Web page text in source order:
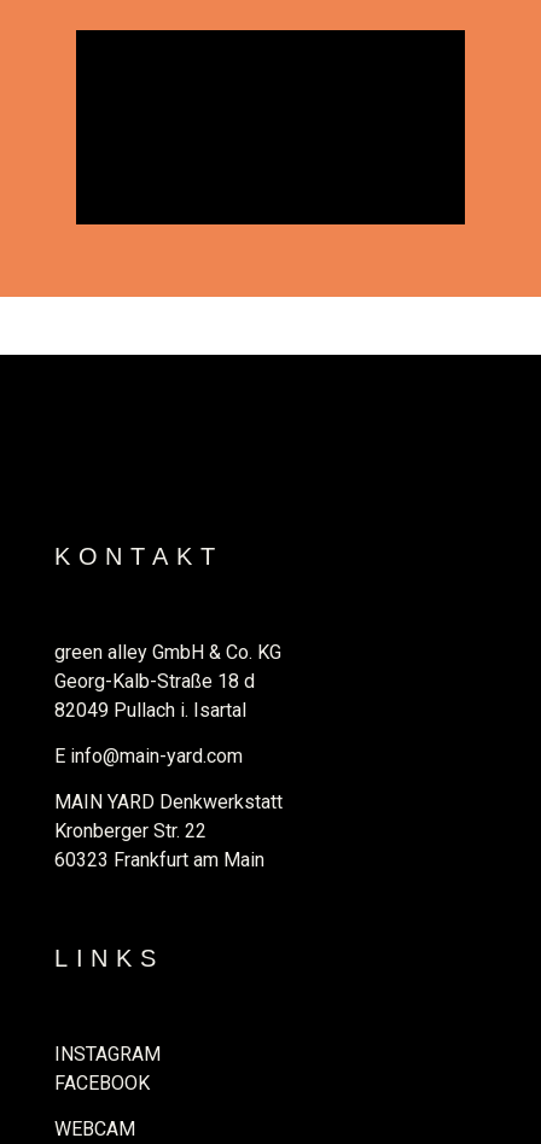
KONTAKT
green alley GmbH & Co. KG
Georg-Kalb-Straße 18 d
82049 Pullach i. Isartal
E info@main-yard.com
MAIN YARD Denkwerkstatt
Kronberger Str. 22
60323 Frankfurt am Main
LINKS
INSTAGRAM
FACEBOOK
WEBCAM